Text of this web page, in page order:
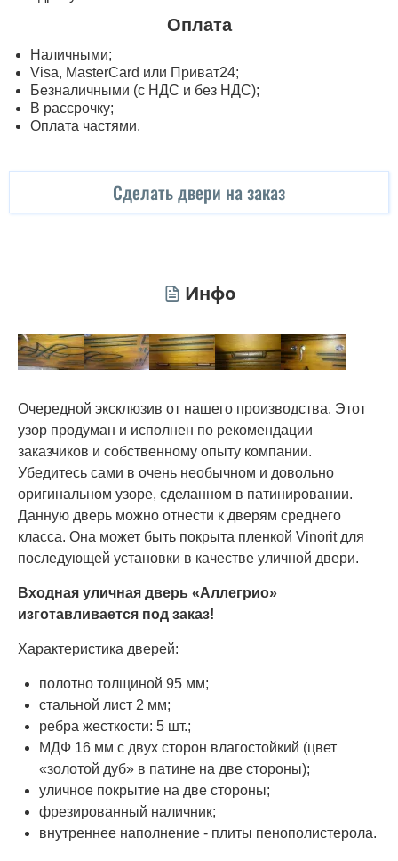
Оплата
Наличными;
Visa, MasterСard или Приват24;
Безналичными (с НДС и без НДС);
В рассрочку;
Оплата частями.
Сделать двери на заказ
Инфо
Очередной эксклюзив от нашего производства. Этот
узор продуман и исполнен по рекомендации
заказчиков и собственному опыту компании.
Убедитесь сами в очень необычном и довольно
оригинальном узоре, сделанном в патинировании.
Данную дверь можно отнести к дверям среднего
класса. Она может быть покрыта пленкой Vinorit для
последующей установки в качестве уличной двери.
Входная уличная дверь «Аллегрио»
изготавливается под заказ!
Характеристика дверей:
полотно толщиной 95 мм;
стальной лист 2 мм;
ребра жесткости: 5 шт.;
МДФ 16 мм с двух сторон влагостойкий (цвет
«золотой дуб» в патине на две стороны);
уличное покрытие на две стороны;
фрезированный наличник;
внутреннее наполнение - плиты пенополистерола.